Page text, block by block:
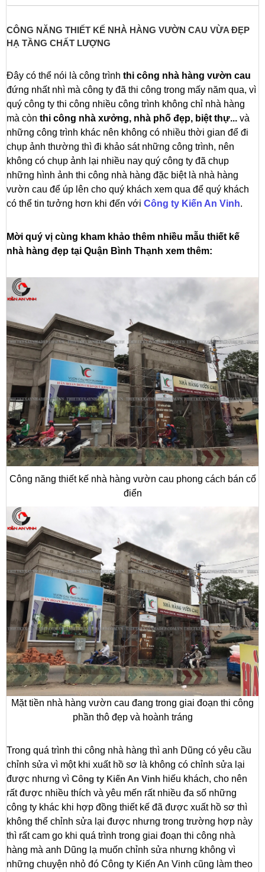
CÔNG NĂNG THIẾT KẾ NHÀ HÀNG VƯỜN CAU VỪA ĐẸP
HẠ TẦNG CHẤT LƯỢNG
Đây có thể nói là công trình thi công nhà hàng vườn cau
đứng nhất nhì mà công ty đã thi công trong mấy năm qua, vì
quý công ty thi công nhiều công trình không chỉ nhà hàng
mà còn thi công nhà xưởng, nhà phố đẹp, biệt thự... và
những công trình khác nên không có nhiều thời gian để đi
chụp ảnh thường thì đi khảo sát những công trình, nên
không có chụp ảnh lại nhiều nay quý công ty đã chụp
những hình ảnh thi công nhà hàng đặc biệt là nhà hàng
vườn cau để úp lên cho quý khách xem qua để quý khách
có thể tin tưởng hơn khi đến với Công ty Kiến An Vinh.
Mời quý vị cùng kham khảo thêm nhiều mẫu thiết kế
nhà hàng đẹp tại Quận Bình Thạnh xem thêm:
Công năng thiết kế nhà hàng vườn cau phong cách bán cổ
điển
Mặt tiền nhà hàng vườn cau đang trong giai đoạn thi công
phần thô đẹp và hoành tráng
Trong quá trình thi công nhà hàng thì anh Dũng có yêu cầu
chỉnh sửa vì một khi xuất hồ sơ là không có chỉnh sửa lại
được nhưng vì Công ty Kiến An Vinh hiếu khách, cho nên
rất được nhiều thích và yêu mến rất nhiều đa số những
công ty khác khi hợp đồng thiết kế đã được xuất hồ sơ thì
không thể chỉnh sửa lại được nhưng trong trường hợp này
thì rất cam go khi quá trình trong giai đoạn thi công nhà
hàng mà anh Dũng lạ muốn chỉnh sửa nhưng không vì
những chuyện nhỏ đó Công ty Kiến An Vinh cũng làm theo